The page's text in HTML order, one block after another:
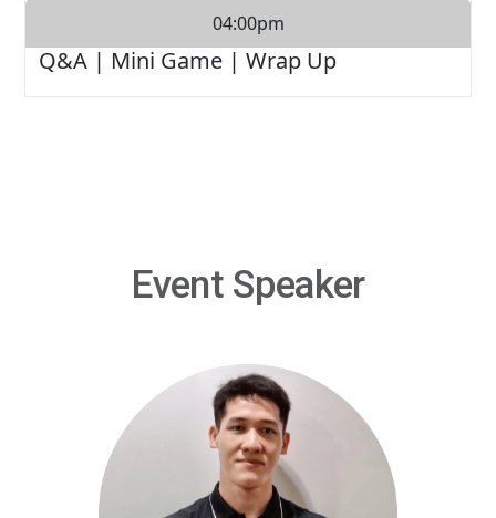
04:00pm
Q&A | Mini Game | Wrap Up
Event Speaker